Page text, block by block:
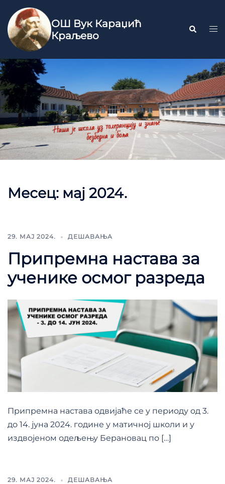
ОШ Вук Караџић
Краљево
Месец: мај 2024.
29. МАЈ 2024. ДЕШАВАЊА
Припремна настава за
ученике осмог разреда
Припремна настава одвијаће се у периоду од 3.
до 14. јуна 2024. године у матичној школи и у
издвојеном одељењу Берановац по […]
29. МАЈ 2024. ДЕШАВАЊА